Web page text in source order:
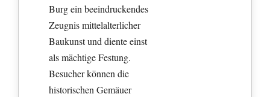
Burg ein beeindruckendes
Zeugnis mittelalterlicher
Baukunst und diente einst
als mächtige Festung.
Besucher können die
historischen Gemäuer